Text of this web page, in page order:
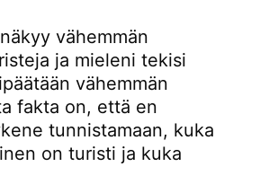
vähemmän
ja mieleni tekisi
vähemmän
fakta on, että en
tunnistamaan, kuka
on turisti ja kuka